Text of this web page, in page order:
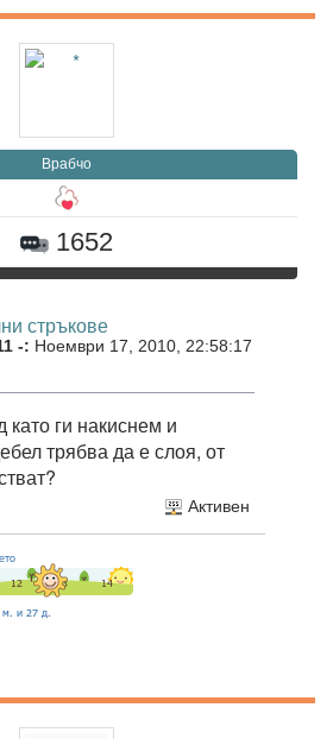
Врабчо
1652
стръкове
-: Ноември 17, 2010, 22:58:17
като ги накиснем и
трябва да е слоя, от
Активен